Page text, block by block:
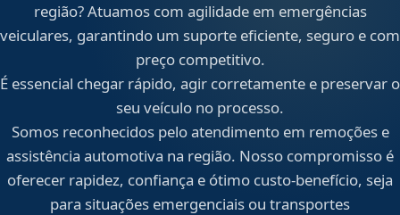
região? Atuamos com agilidade em emergências
veiculares, garantindo um suporte eficiente, seguro e com
preço competitivo.
É essencial chegar rápido, agir corretamente e preservar o
seu veículo no processo.
Somos reconhecidos pelo atendimento em remoções e
assistência automotiva na região. Nosso compromisso é
oferecer rapidez, confiança e ótimo custo-benefício, seja
para situações emergenciais ou transportes